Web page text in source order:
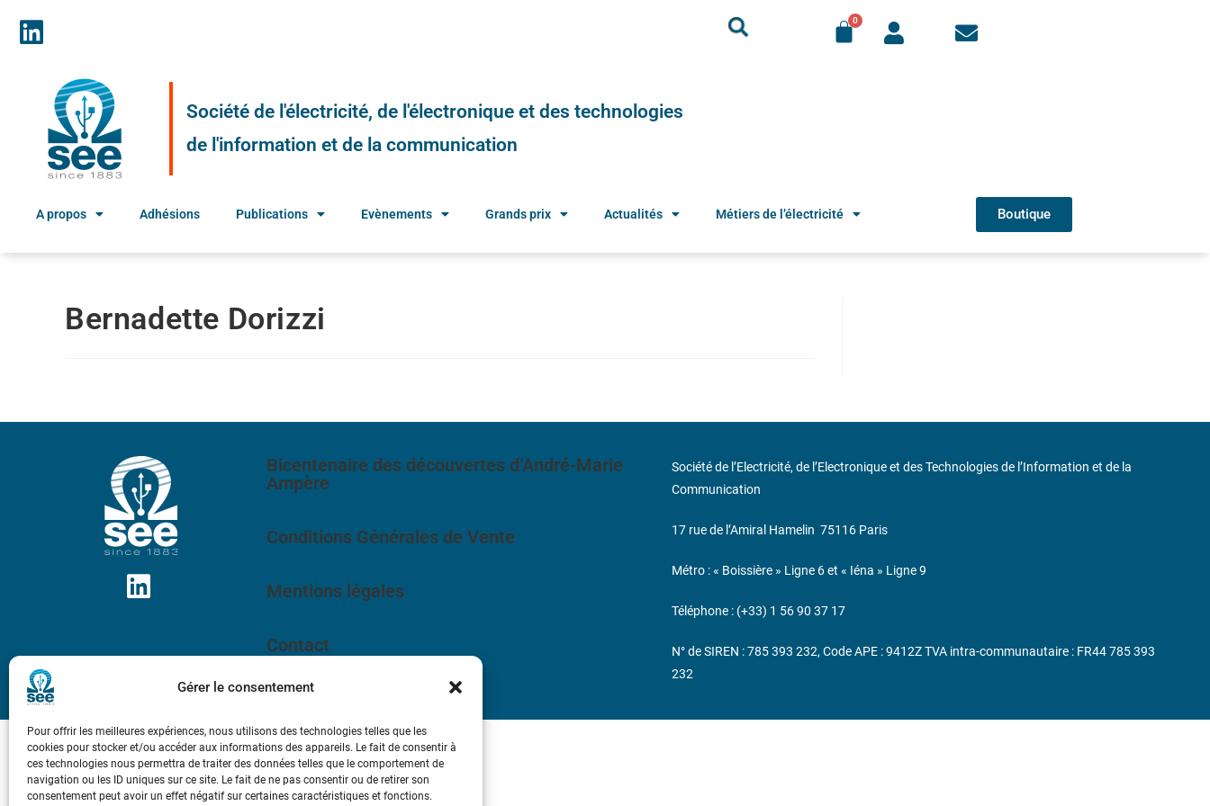
Gérer le consentement
Pour offrir les meilleures expériences, nous utilisons des technologies telles que les
cookies pour stocker et/ou accéder aux informations des appareils. Le fait de consentir à
ces technologies nous permettra de traiter des données telles que le comportement de
navigation ou les ID uniques sur ce site. Le fait de ne pas consentir ou de retirer son
consentement peut avoir un effet négatif sur certaines caractéristiques et fonctions.
Société de l'électricité, de l'électronique et des technologies
de l'information et de la communication
A propos Adhésions Publications Evènements Grands prix Actualités Métiers de l’électricité Boutique
Bernadette Dorizzi
Bicentenaire des découvertes d’André-Marie
Ampère
Conditions Générales de Vente
Mentions légales
Contact
Société de l’Electricité, de l’Electronique et des Technologies de l’Information et de la
Communication
17 rue de l’Amiral Hamelin 75116 Paris
Métro : « Boissière » Ligne 6 et « Iéna » Ligne 9
Téléphone : (+33) 1 56 90 37 17
N° de SIREN : 785 393 232, Code APE : 9412Z TVA intra-communautaire : FR44 785 393
232